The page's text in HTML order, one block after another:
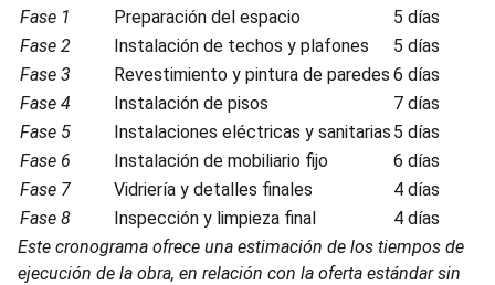
Fase 1
Preparación del espacio
5 días
Fase 2
Instalación de techos y plafones
5 días
Fase 3
Revestimiento y pintura de paredes 6 días
Fase 4
Instalación de pisos
7 días
Fase 5
Instalaciones eléctricas y sanitarias 5 días
Fase 6
Instalación de mobiliario fijo
6 días
Fase 7
Vidriería y detalles finales
4 días
Fase 8
Inspección y limpieza final
4 días
Este cronograma ofrece una estimación de los tiempos de
ejecución de la obra, en relación con la oferta estándar sin